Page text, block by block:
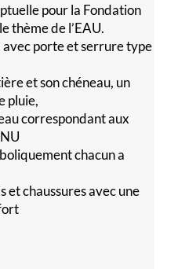
pour la Fondation
thème de l’EAU.
porte et serrure type
et son chéneau, un
pluie,
correspondant aux
chacun a
et chaussures avec une